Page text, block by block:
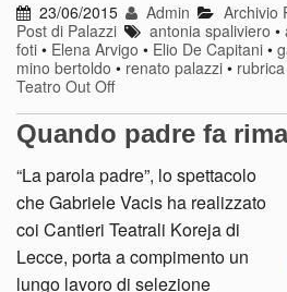
23/06/2015 Admin Archivio
Post di Palazzi
antonia spaliviero •
foti • Elena Arvigo • Elio De Capitani •
mino bertoldo • renato palazzi •
Teatro Out Off
Quando padre fa
“La parola padre”, lo spettacolo
che Gabriele Vacis ha realizzato
coi Cantieri Teatrali Koreja di
Lecce, porta a compimento un
lungo lavoro di selezione